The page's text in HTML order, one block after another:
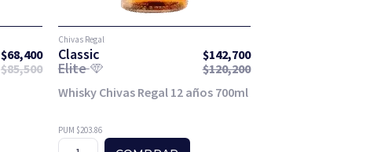
$68,400
$85,500
Chivas Regal
Classic $142,700
Elite $120,200
Whisky Chivas Regal 12 años 700ml
PUM $203.86